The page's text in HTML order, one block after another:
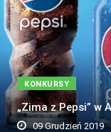
KONKURSY
„Zima z Pepsi” w
09 Grudzień 2019